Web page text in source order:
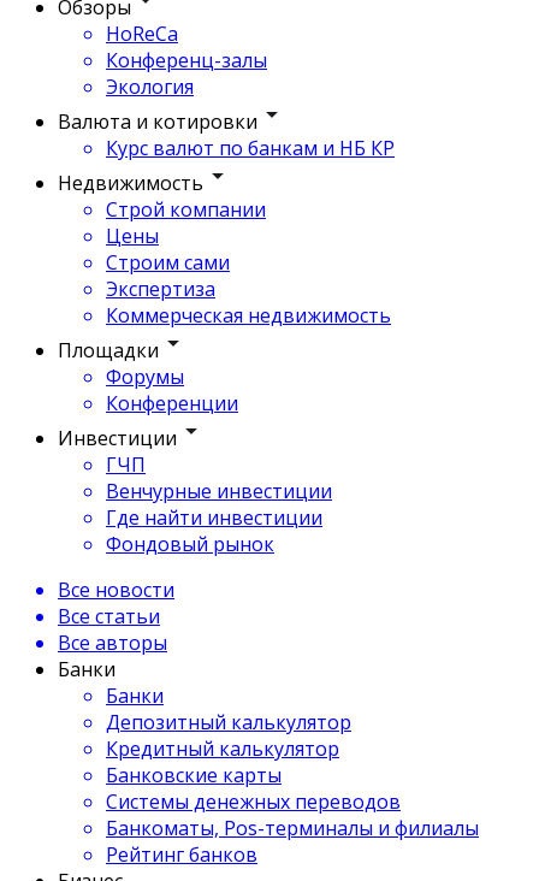
Обзоры
HoReCa
Конференц-залы
Экология
Валюта и котировки
Курс валют по банкам и НБ КР
Недвижимость
Строй компании
Цены
Строим сами
Экспертиза
Коммерческая недвижимость
Площадки
Форумы
Конференции
Инвестиции
ГЧП
Венчурные инвестиции
Где найти инвестиции
Фондовый рынок
Все новости
Все статьи
Все авторы
Банки
Банки
Депозитный калькулятор
Кредитный калькулятор
Банковские карты
Системы денежных переводов
Банкоматы, Pos-терминалы и филиалы
Рейтинг банков